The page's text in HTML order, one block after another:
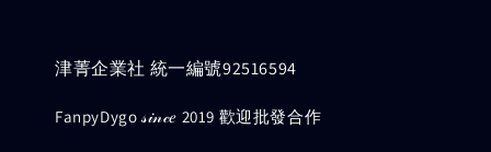
津菁企業社 統一編號92516594
FanpyDygo 𝓈𝒾𝓃𝒸𝑒 2019 歡迎批發合作